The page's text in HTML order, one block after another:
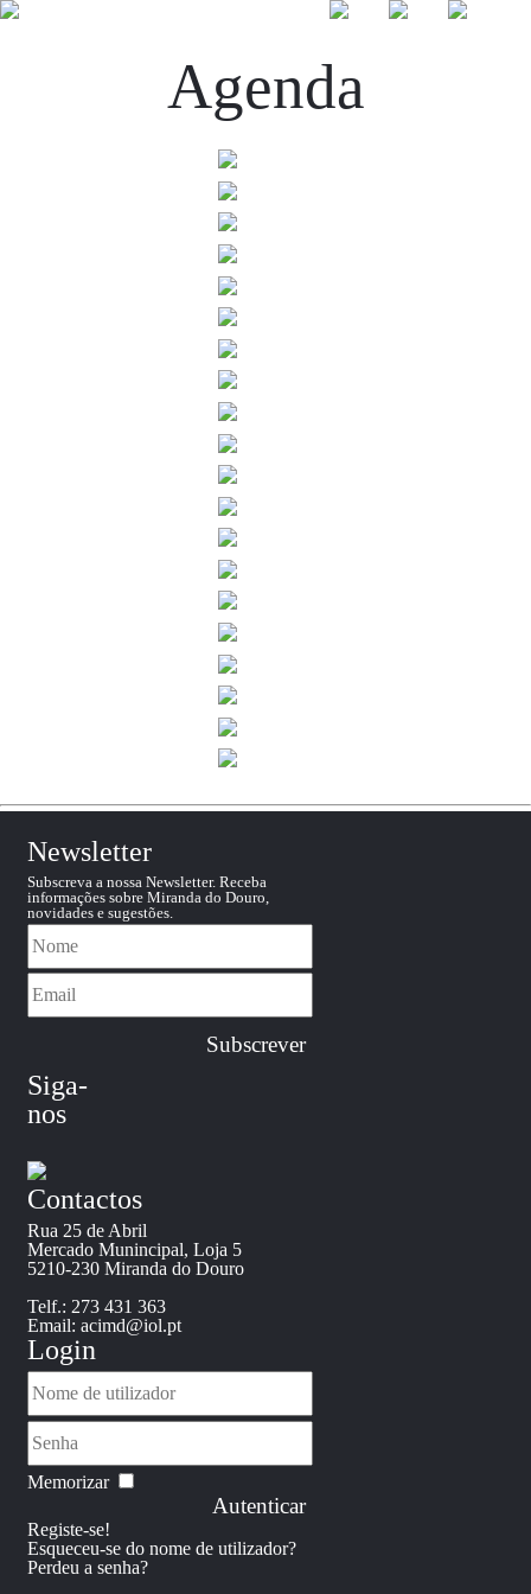
Agenda
Newsletter
Subscreva a nossa Newsletter. Receba
informações sobre Miranda do Douro,
novidades e sugestões.
Siga-
nos
Contactos
Rua 25 de Abril
Mercado Munincipal, Loja 5
5210-230 Miranda do Douro
Telf.: 273 431 363
Email: acimd@iol.pt
Login
Memorizar
Autenticar
Registe-se!
Esqueceu-se do nome de utilizador?
Perdeu a senha?